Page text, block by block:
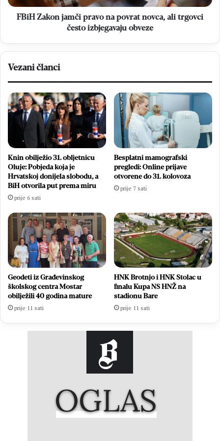
trgovci
čestoFBiH Zakon jamči pravo na povrat novca, ali trgovci
često izbjegavaju obveze
Vezani članci
Knin obilježio 31. obljetnicu
Oluje: Pobjeda koja je
Hrvatskoj donijela slobodu, a
BiH otvorila put prema miru
prije 6 sati
Besplatni mamografski
pregledi: Online prijave
otvorene do 31. kolovoza
prije 7 sati
Geodeti iz Građevinskog
školskog centra Mostar
obilježili 40 godina mature
prije 11 sati
HNK Brotnjo i HNK Stolac u
finalu Kupa NS HNŽ na
stadionu Bare
prije 11 sati